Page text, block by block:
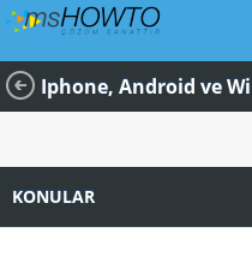
Iphone, Android ve
KONULAR